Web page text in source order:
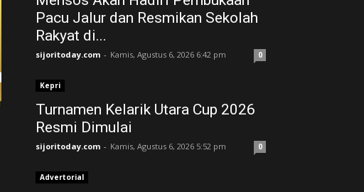
Pacu Jalur dan Resmikan Sekolah
Rakyat di...
sijoritoday.com - Kamis, Agustus 6, 2026 6:42 pm 0
Kepri
Turnamen Kelarik Utara Cup 2026
Resmi Dimulai
sijoritoday.com - Kamis, Agustus 6, 2026 5:52 pm 0
Advertorial